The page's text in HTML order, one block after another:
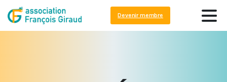
principal
Devenir membre